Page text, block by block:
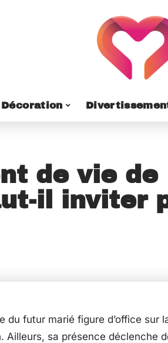
Décoration
de vie de
il inviter
du futur marié figure d’office sur
Ailleurs, sa présence déclenche